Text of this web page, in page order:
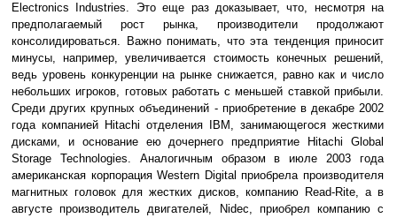
Electronics Industries. Это еще раз доказывает, что, несмотря на
предполагаемый рост рынка, производители продолжают
консолидироваться. Важно понимать, что эта тенденция приносит
минусы, например, увеличивается стоимость конечных решений,
ведь уровень конкуренции на рынке снижается, равно как и число
небольших игроков, готовых работать с меньшей ставкой прибыли.
Среди других крупных объединений - приобретение в декабре 2002
года компанией Hitachi отделения IBM, занимающегося жесткими
дисками, и основание ею дочернего предприятие Hitachi Global
Storage Technologies. Аналогичным образом в июле 2003 года
американская корпорация Western Digital приобрела производителя
магнитных головок для жестких дисков, компанию Read-Rite, а в
августе производитель двигателей, Nidec, приобрел компанию с